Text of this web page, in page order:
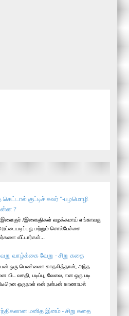
குட்டிச் சுவர் "-பழமொழி
?
இளைஞர் /இளைஞிகள் வழக்கமாய் எங்காவது
மற்றும் சொல்பேச்சை
வீட்டார்கள்...
வாழ்க்கை வேறு - சிறு கதை
ஒரு பெண்ணை காதலித்தான், அந்த
வசதி, படிப்பு, வேலை, என ஒரு படி
ஒருநாள் என் நன்பன் காணாமல்
மனித இனம் - சிறு கதை